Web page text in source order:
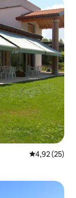
4,92 av 5 i
4,92 (25)